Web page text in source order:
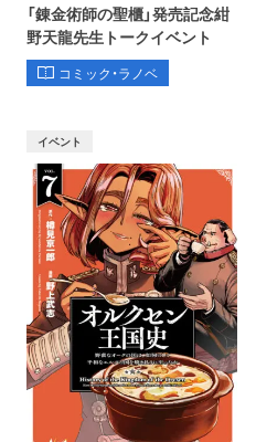
「錬金術師の聖櫃」発売記念紺
野天龍先生トークイベント
コミック・ラノベ
イベント